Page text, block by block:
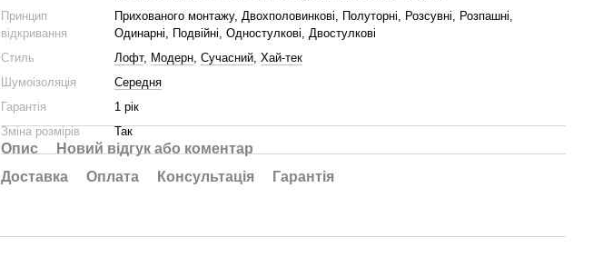
Принцип
відкривання
Прихованого монтажу, Двохполовинкові, Полуторні, Розсувні, Розпашні,
Одинарні, Подвійні, Одностулкові, Двостулкові
Стиль
Лофт, Модерн, Сучасний, Хай-тек
Шумоізоляція
Середня
Гарантія
1 рік
Зміна розмірів
Так
Опис
Новий відгук або коментар
Доставка
Оплата Консультація Гарантія